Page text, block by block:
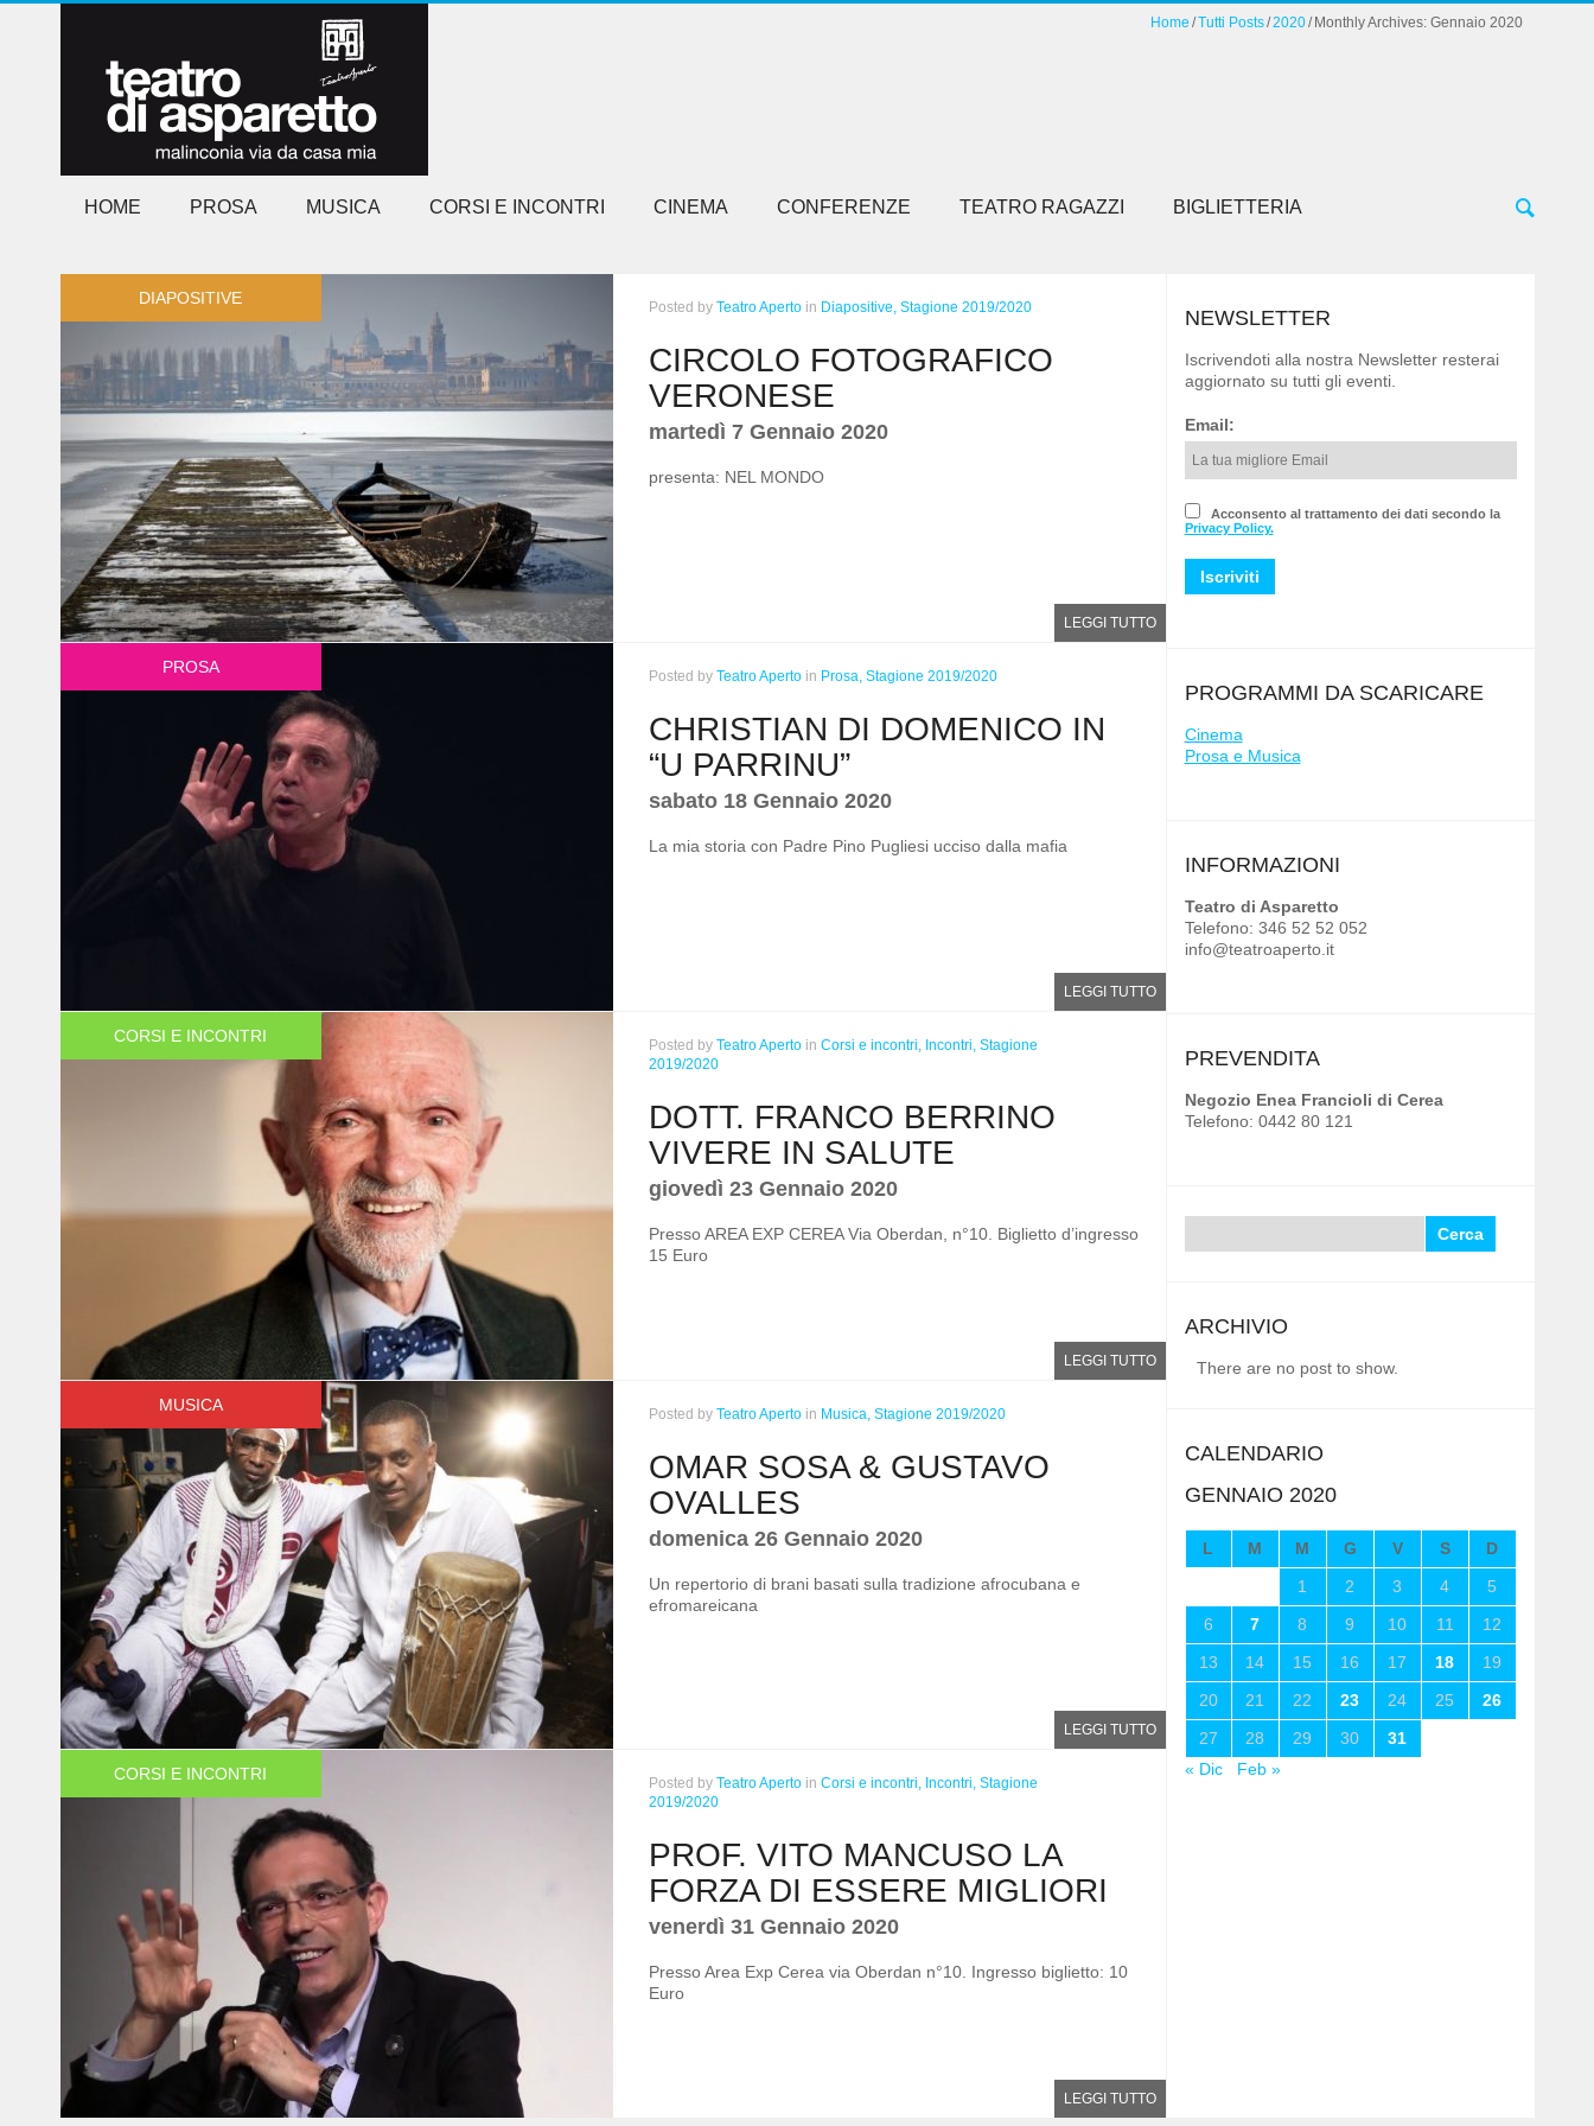
Home Tutti Posts 2020 Monthly Archives: Gennaio 2020
HOME PROSA MUSICA CORSI E INCONTRI CINEMA CONFERENZE TEATRO RAGAZZI BIGLIETTERIA
DIAPOSITIVE Posted by Teatro Aperto in Diapositive, Stagione 2019/2020
CIRCOLO FOTOGRAFICO
VERONESE
martedì 7 Gennaio 2020
presenta: NEL MONDO
LEGGI TUTTO
PROSA Posted by Teatro Aperto in Prosa, Stagione 2019/2020
CHRISTIAN DI DOMENICO IN
“U PARRINU”
sabato 18 Gennaio 2020
La mia storia con Padre Pino Pugliesi ucciso dalla mafia
LEGGI TUTTO
CORSI E INCONTRI Posted by Teatro Aperto in Corsi e incontri, Incontri, Stagione
2019/2020
DOTT. FRANCO BERRINO
VIVERE IN SALUTE
giovedì 23 Gennaio 2020
Presso AREA EXP CEREA Via Oberdan, n°10. Biglietto d’ingresso
15 Euro
LEGGI TUTTO
MUSICA Posted by Teatro Aperto in Musica, Stagione 2019/2020
OMAR SOSA & GUSTAVO
OVALLES
domenica 26 Gennaio 2020
Un repertorio di brani basati sulla tradizione afrocubana e
efromareicana
LEGGI TUTTO
CORSI E INCONTRI Posted by Teatro Aperto in Corsi e incontri, Incontri, Stagione
2019/2020
PROF. VITO MANCUSO LA
FORZA DI ESSERE MIGLIORI
venerdì 31 Gennaio 2020
Presso Area Exp Cerea via Oberdan n°10. Ingresso biglietto: 10
Euro
LEGGI TUTTO
NEWSLETTER
Iscrivendoti alla nostra Newsletter resterai
aggiornato su tutti gli eventi.
Email:
Acconsento al trattamento dei dati secondo la
Privacy Policy.
PROGRAMMI DA SCARICARE
Cinema
Prosa e Musica
INFORMAZIONI
Teatro di Asparetto
Telefono: 346 52 52 052
info@teatroaperto.it
PREVENDITA
Negozio Enea Francioli di Cerea
Telefono: 0442 80 121
ARCHIVIO
There are no post to show.
CALENDARIO
GENNAIO 2020
L M M G V S
D
1
2 3 4
5
6
7 8 9 10 11
12
13
14 15 16 17 18
19
20
21 22 23 24 25
26
27
28 29 30
31
« Dic
Feb »